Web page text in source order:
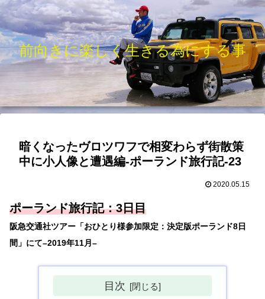
前向きに楽しく生きる為にする事
暗くなったヴロツワフで相変わらず街散策
中に小人像と遭遇編-ポーランド旅行記-23
2020.05.15
ポーランド旅行記：3日目
阪急交通社ツアー「おひとり様参加限定：決定版ポーランド8日
間」にて–2019年11月–
目次